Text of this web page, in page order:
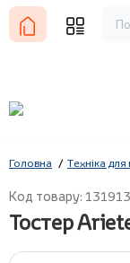
Головна Техніка для
Код товару: 131913
Тостер